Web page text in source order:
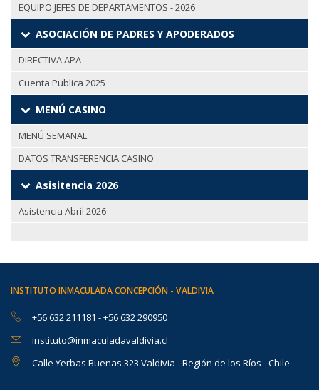
EQUIPO JEFES DE DEPARTAMENTOS - 2026
ASOCIACIÓN DE PADRES Y APODERADOS
DIRECTIVA APA
Cuenta Publica 2025
MENÚ CASINO
MENÚ SEMANAL
DATOS TRANSFERENCIA CASINO
Asisitencia 2026
Asistencia Abril 2026
INSTITUTO INMACULADA CONCEPCIÓN - VALDIVIA
+56 632 211181 -+56 632 290950
instituto@inmaculadavaldivia.cl
Calle Yerbas Buenas 323 Valdivia - Región de los Ríos - Chile